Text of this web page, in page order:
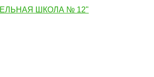
ШКОЛА № 12"